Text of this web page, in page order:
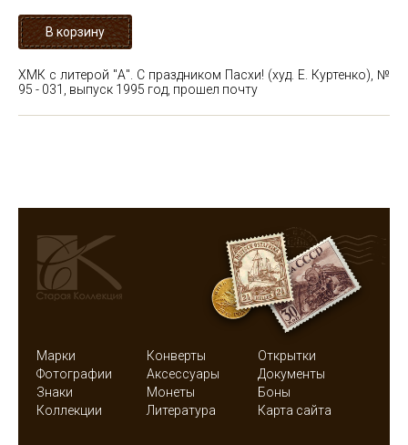
ХМК с литерой "А". С праздником Пасхи! (худ. Е. Куртенко), №
95 - 031, выпуск 1995 год, прошел почту
Марки Конверты
Открытки
Фотографии
Аксессуары
Документы
Знаки
Монеты
Боны
Коллекции
Литература Карта сайта